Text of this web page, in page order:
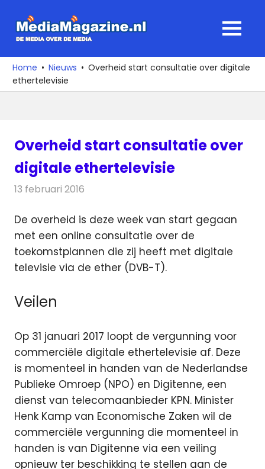
naar
media
over
de
MENU
Home Nieuws
Overheid start consultatie over digitale
ethertelevisie
Overheid start consultatie over
digitale ethertelevisie
13 februari 2016
De overheid is deze week van start gegaan
met een online consultatie over de
toekomstplannen die zij heeft met digitale
televisie via de ether (DVB-T).
Veilen
Op 31 januari 2017 loopt de vergunning voor
commerciële digitale ethertelevisie af. Deze
is momenteel in handen van de Nederlandse
Publieke Omroep (NPO) en Digitenne, een
dienst van telecomaanbieder KPN. Minister
Henk Kamp van Economische Zaken wil de
commerciële vergunning die momenteel in
handen is van Digitenne via een veiling
opnieuw ter beschikking te stellen aan de